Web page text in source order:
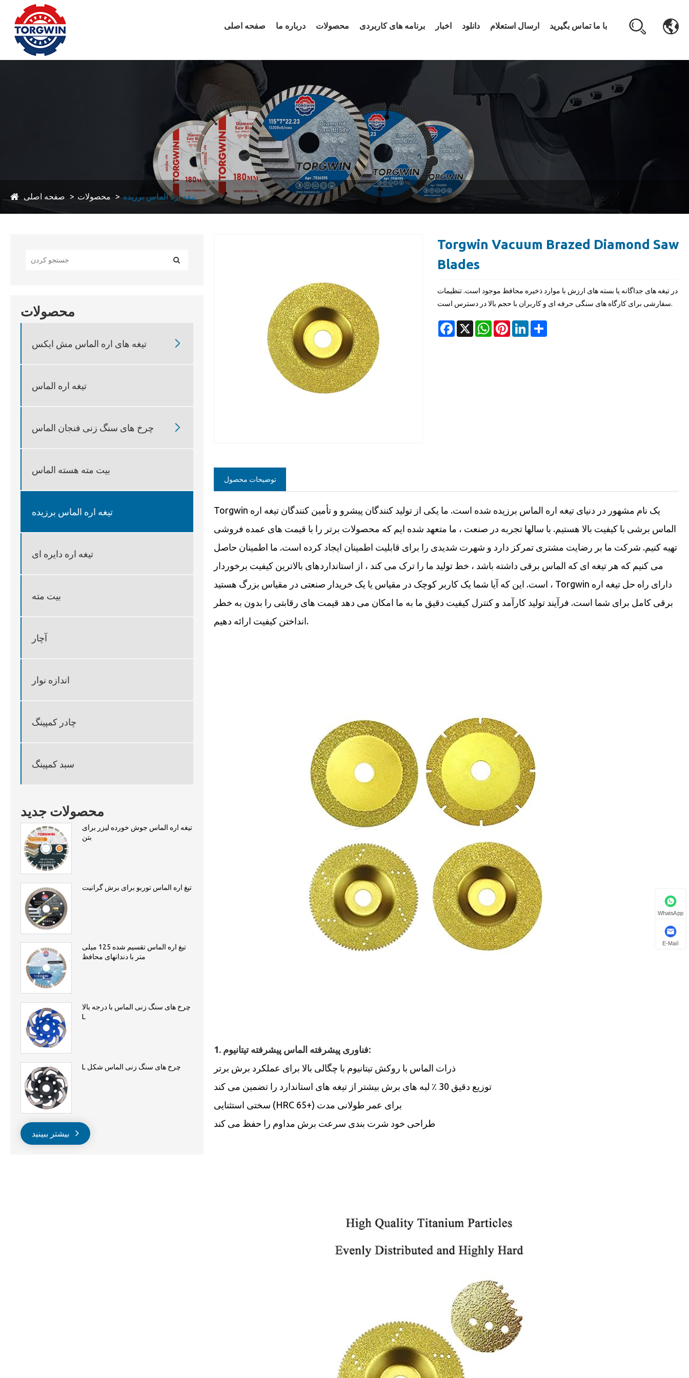
صفحه اصلی درباره ما محصولات برنامه های کاربردی اخبار دانلود ارسال استعلام با ما تماس بگیرید
صفحه اصلی محصولات تیغه اره الماس برزیده
محصولات
تیغه های اره الماس مش ایکس 
تیغه اره الماس
چرخ های سنگ زنی فنجان الماس 
بیت مته هسته الماس
تیغه اره الماس برزیده
تیغه اره دایره ای
بیت مته
آچار
اندازه نوار
چادر کمپینگ
سبد کمپینگ
محصولات جدید
تیغه اره الماس جوش خورده لیزر برای
بتن
تیغ اره الماس توربو برای برش گرانیت
تیغ اره الماس تقسیم شده 125 میلی
متر با دندانهای محافظ
چرخ های سنگ زنی الماس با درجه بالا
L
L چرخ های سنگ زنی الماس شکل
Torgwin Vacuum Brazed Diamond Saw
Blades
در تیغه های جداگانه یا بسته های ارزش با موارد ذخیره محافظ موجود است. تنظیمات
سفارشی برای کارگاه های سنگی حرفه ای و کاربران با حجم بالا در دسترس است.
Facebook
X WhatsAppPinterestLinkedInShare
توضیحات محصول
Torgwin یک نام مشهور در دنیای تیغه اره الماس برزیده شده است. ما یکی از تولید کنندگان پیشرو و تأمین کنندگان تیغه اره
الماس برشی با کیفیت بالا هستیم. با سالها تجربه در صنعت ، ما متعهد شده ایم که محصولات برتر را با قیمت های عمده فروشی
تهیه کنیم. شرکت ما بر رضایت مشتری تمرکز دارد و شهرت شدیدی را برای قابلیت اطمینان ایجاد کرده است. ما اطمینان حاصل
می کنیم که هر تیغه ای که الماس برقی داشته باشد ، خط تولید ما را ترک می کند ، از استانداردهای بالاترین کیفیت برخوردار
است. این که آیا شما یک کاربر کوچک در مقیاس یا یک خریدار صنعتی در مقیاس بزرگ هستید ، Torgwin دارای راه حل تیغه اره
برقی کامل برای شما است. فرآیند تولید کارآمد و کنترل کیفیت دقیق ما به ما امکان می دهد قیمت های رقابتی را بدون به خطر
انداختن کیفیت ارائه دهیم.
1. فناوری پیشرفته الماس پیشرفته تیتانیوم:
ذرات الماس با روکش تیتانیوم با چگالی بالا برای عملکرد برش برتر
توزیع دقیق 30 ٪ لبه های برش بیشتر از تیغه های استاندارد را تضمین می کند
سختی استثنایی (HRC 65+) برای عمر طولانی مدت
طراحی خود شرت بندی سرعت برش مداوم را حفظ می کند
WhatsApp
E-Mail